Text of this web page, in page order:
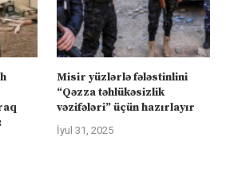
Misir yüzlərlə fələstinlini
“Qəzza təhlükəsizlik
vəzifələri” üçün hazırlayır
İyul 31, 2025